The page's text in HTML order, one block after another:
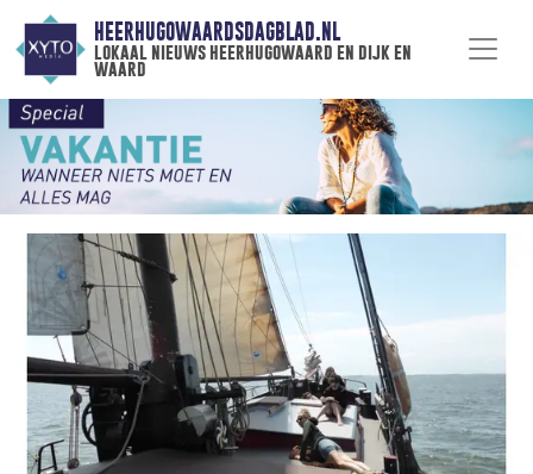
HEERHUGOWAARDSDAGBLAD.NL
lokaal nieuws heerhugowaard en dijk en
waard